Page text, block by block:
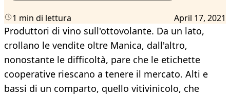
1 min di lettura April 17, 2021
Produttori di vino sull'ottovolante. Da un lato,
crollano le vendite oltre Manica, dall'altro,
nonostante le difficoltà, pare che le etichette
cooperative riescano a tenere il mercato. Alti e
bassi di un comparto, quello vitivinicolo, che